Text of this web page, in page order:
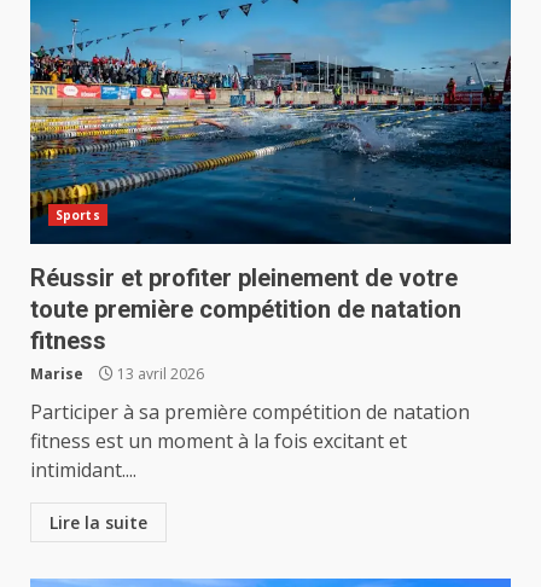
Sports
Réussir et profiter pleinement de votre
toute première compétition de natation
fitness
Marise 13 avril 2026
Participer à sa première compétition de natation
fitness est un moment à la fois excitant et
intimidant....
Lire la suite